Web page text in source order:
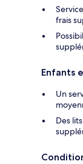
frais
Enfants
Un
Des